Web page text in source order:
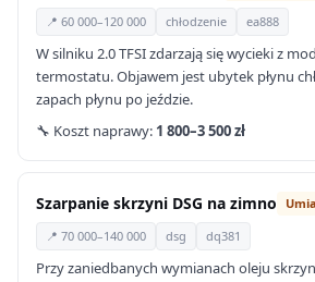
📍 60 000–120 000 chłodzenie ea888
W silniku 2.0 TFSI zdarzają się wycieki z
termostatu. Objawem jest ubytek płynu
zapach płynu po jeździe.
🔧 Koszt naprawy: 1 800–3 500 zł
Szarpanie skrzyni DSG na zimno
📍 70 000–140 000 dsg dq381
Przy zaniedbanych wymianach oleju